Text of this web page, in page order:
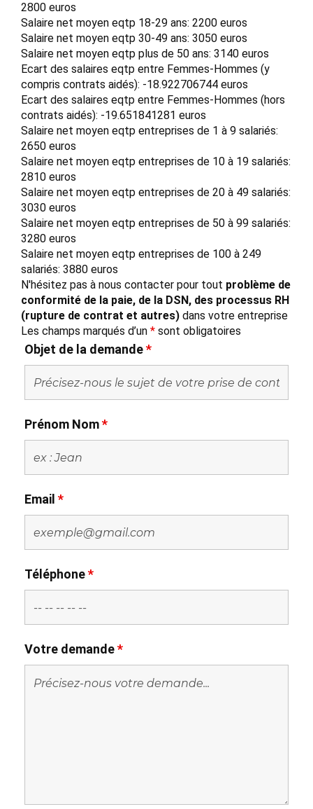
2800 euros
Salaire net moyen eqtp 18-29 ans: 2200 euros
Salaire net moyen eqtp 30-49 ans: 3050 euros
Salaire net moyen eqtp plus de 50 ans: 3140 euros
Ecart des salaires eqtp entre Femmes-Hommes (y
compris contrats aidés): -18.922706744 euros
Ecart des salaires eqtp entre Femmes-Hommes (hors
contrats aidés): -19.651841281 euros
Salaire net moyen eqtp entreprises de 1 à 9 salariés:
2650 euros
Salaire net moyen eqtp entreprises de 10 à 19 salariés:
2810 euros
Salaire net moyen eqtp entreprises de 20 à 49 salariés:
3030 euros
Salaire net moyen eqtp entreprises de 50 à 99 salariés:
3280 euros
Salaire net moyen eqtp entreprises de 100 à 249
salariés: 3880 euros
N'hésitez pas à nous contacter pour tout problème de
conformité de la paie, de la DSN, des processus RH
(rupture de contrat et autres) dans votre entreprise
Les champs marqués d’un * sont obligatoires
Objet de la demande*
Prénom Nom*
Email *
Téléphone*
Votre demande*